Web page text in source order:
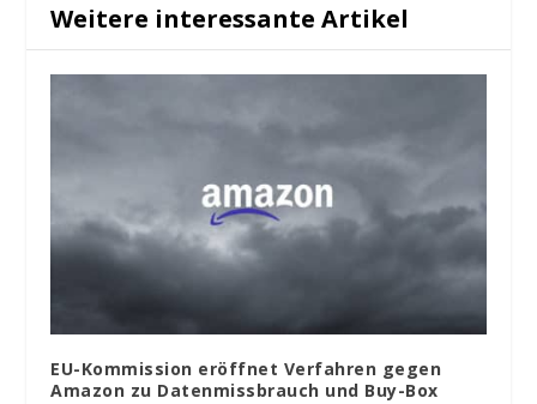
Weitere interessante Artikel
EU-Kommission eröffnet Verfahren gegen
Amazon zu Datenmissbrauch und Buy-Box